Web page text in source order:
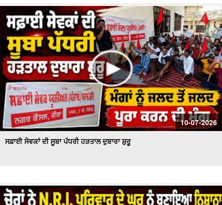
10-07-2026
ਸਫ਼ਾਈ ਸੇਵਕਾਂ ਦੀ ਸੂਬਾ ਪੱਧਰੀ ਹੜਤਾਲ ਦੁਬਾਰਾ ਸ਼ੁਰੂ